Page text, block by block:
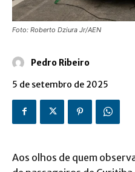
Foto: Roberto Dziura Jr/AEN
Pedro Ribeiro
5 de setembro de 2025
Aos olhos de quem